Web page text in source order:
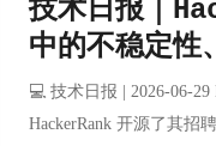
技术日报｜
中的不稳定性
💻 技术日报 | 2026-06-29
HackerRank 开源了其招